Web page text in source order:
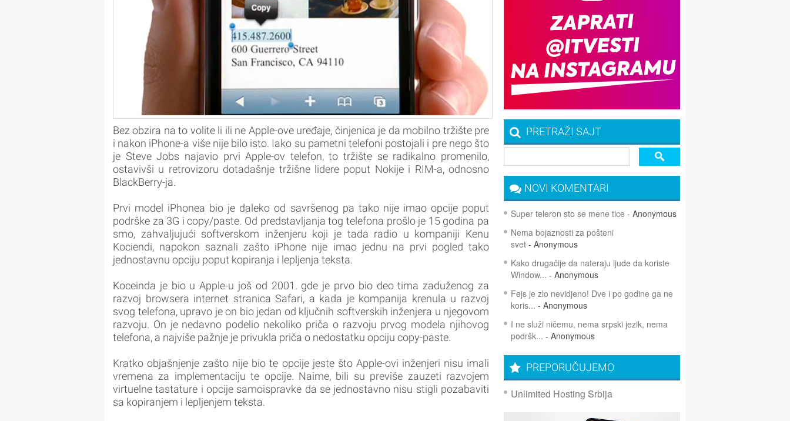
Bez obzira na to volite li ili ne Apple-ove uređaje, činjenica je da mobilno tržište pre
i nakon iPhone-a više nije bilo isto. Iako su pametni telefoni postojali i pre nego što
je Steve Jobs najavio prvi Apple-ov telefon, to tržište se radikalno promenilo,
ostavivši u retrovizoru dotadašnje tržišne lidere poput Nokije i RIM-a, odnosno
BlackBerry-ja.
Prvi model iPhonea bio je daleko od savršenog pa tako nije imao opcije poput
podrške za 3G i copy/paste. Od predstavljanja tog telefona prošlo je 15 godina pa
smo, zahvaljujući softverskom inženjeru koji je tada radio u kompaniji Kenu
Kociendi, napokon saznali zašto iPhone nije imao jednu na prvi pogled tako
jednostavnu opciju poput kopiranja i lepljenja teksta.
Koceinda je bio u Apple-u još od 2001. gde je prvo bio deo tima zaduženog za
razvoj browsera internet stranica Safari, a kada je kompanija krenula u razvoj
svog telefona, upravo je on bio jedan od ključnih softverskih inženjera u njegovom
razvoju. On je nedavno podelio nekoliko priča o razvoju prvog modela njihovog
telefona, a najviše pažnje je privukla priča o nedostatku opciju copy-paste.
Kratko objašnjenje zašto nije bio te opcije jeste što Apple-ovi inženjeri nisu imali
vremena za implementaciju te opcije. Naime, bili su previše zauzeti razvojem
virtuelne tastature i opcije samoispravke da se jednostavno nisu stigli pozabaviti
sa kopiranjem i lepljenjem teksta.
PRETRAŽI SAJT
NOVI KOMENTARI
Super teleron sto se mene tice - Anonymous
Nema bojaznosti za pošteni
svet - Anonymous
Kako drugačije da nateraju ljude da koriste
Window... - Anonymous
Fejs je zlo nevidjeno! Dve i po godine ga ne
koris... - Anonymous
I ne služi ničemu, nema srpski jezik, nema
podršk... - Anonymous
PREPORUČUJEMO
Unlimited Hosting Srbija